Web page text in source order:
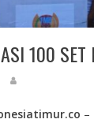
100 SET
–